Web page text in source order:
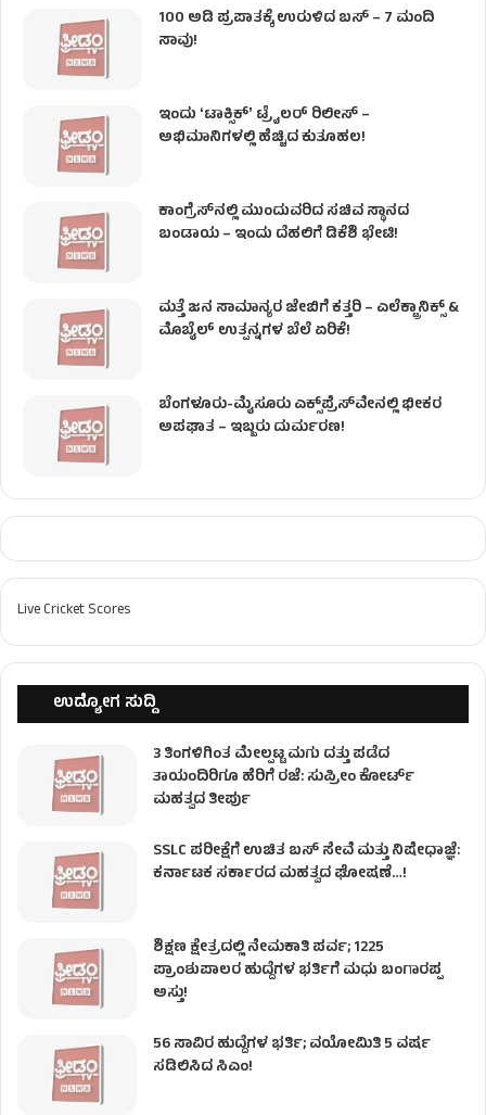
100 ಅಡಿ ಪ್ರಪಾತಕ್ಕೆ ಉರುಳಿದ ಬಸ್‌ – 7 ಮಂದಿ
ಸಾವು!
ಇಂದು ʻಟಾಕ್ಸಿಕ್ʼ ಟ್ರೈಲರ್ ರಿಲೀಸ್‌ –
ಅಭಿಮಾನಿಗಳಲ್ಲಿ ಹೆಚ್ಚಿದ ಕುತೂಹಲ!
ಕಾಂಗ್ರೆಸ್​ನಲ್ಲಿ ಮುಂದುವರಿದ ಸಚಿವ ಸ್ಥಾನದ
ಬಂಡಾಯ – ಇಂದು ದೆಹಲಿಗೆ ಡಿಕೆಶಿ ಭೇಟಿ!
ಮತ್ತೆ ಜನ ಸಾಮಾನ್ಯರ ಜೇಬಿಗೆ ಕತ್ತರಿ – ಎಲೆಕ್ಟ್ರಾನಿಕ್ಸ್ &
ಮೊಬೈಲ್ ಉತ್ಪನ್ನಗಳ ಬೆಲೆ ಏರಿಕೆ!
ಬೆಂಗಳೂರು-ಮೈಸೂರು ಎಕ್ಸ್‌ಪ್ರೆಸ್‌ವೇನಲ್ಲಿ ಭೀಕರ
ಅಪಘಾತ – ಇಬ್ಬರು ದುರ್ಮರಣ!
Live Cricket Scores
ಉದ್ಯೋಗ ಸುದ್ದಿ
3 ತಿಂಗಳಿಗಿಂತ ಮೇಲ್ಪಟ್ಟ ಮಗು ದತ್ತು ಪಡೆದ
ತಾಯಂದಿರಿಗೂ ಹೆರಿಗೆ ರಜೆ: ಸುಪ್ರೀಂ ಕೋರ್ಟ್
ಮಹತ್ವದ ತೀರ್ಪು
SSLC ಪರೀಕ್ಷೆಗೆ ಉಚಿತ ಬಸ್ ಸೇವೆ ಮತ್ತು ನಿಷೇಧಾಜ್ಞೆ:
ಕರ್ನಾಟಕ ಸರ್ಕಾರದ ಮಹತ್ವದ ಘೋಷಣೆ…!
ಶಿಕ್ಷಣ ಕ್ಷೇತ್ರದಲ್ಲಿ ನೇಮಕಾತಿ ಪರ್ವ; 1225
ಪ್ರಾಂಶುಪಾಲರ ಹುದ್ದೆಗಳ ಭರ್ತಿಗೆ ಮಧು ಬಂಗಾರಪ್ಪ
ಅಸ್ತು!
56 ಸಾವಿರ ಹುದ್ದೆಗಳ ಭರ್ತಿ; ವಯೋಮಿತಿ 5 ವರ್ಷ
ಸಡಿಲಿಸಿದ ಸಿಎಂ!